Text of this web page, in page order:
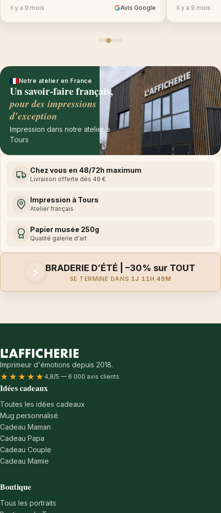
il y a 9 mois Avis Google il y a 9 mois
Notre atelier en France
Un savoir-faire français,
pour des impressions
d'exception
Impression dans notre atelier à
Tours
Chez vous en 48/72h maximum
Livraison offerte dès 49 €
Impression à Tours
Atelier français
Papier musée 250g
Qualité galerie d'art
⚡ BRADERIE D’ÉTÉ | –30% sur TOUT
SE TERMINE DANS 1J 11H 49M
Imprimeur d'émotions depuis 2018.
★★★★★ 4,8/5 — 6 000 avis clients
Idées cadeaux
Toutes les idées cadeaux
Mug personnalisé
Cadeau Maman
Cadeau Papa
Cadeau Couple
Cadeau Mamie
Boutique
Tous les portraits